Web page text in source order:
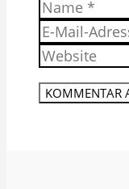
E-
Mail-
Adresse
Website